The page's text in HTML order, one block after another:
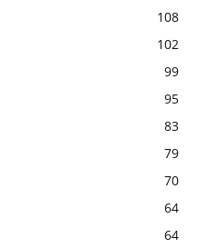
108
102
99
95
83
79
70
64
64